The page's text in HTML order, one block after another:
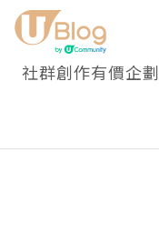
社群創作有價企劃